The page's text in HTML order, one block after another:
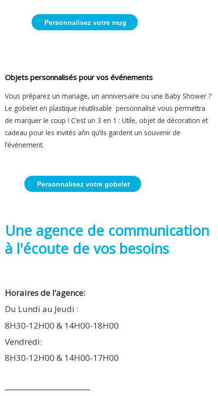
Personnalisez votre mug
Objets personnalisés pour vos événements
Vous préparez un mariage, un anniversaire ou une Baby Shower ?
Le gobelet en plastique réutilisable personnalisé vous permettra
de marquer le coup ! C’est un 3 en 1 : Utile, objet de décoration et
cadeau pour les invités afin qu’ils gardent un souvenir de
l’événement.
Personnalisez votre gobelet
Une agence de communication
à l'écoute de vos besoins
Horaires de l’agence:
Du Lundi au Jeudi :
8H30-12H00 & 14H00-18H00
Vendredi:
8H30-12H00 & 14H00-17H00